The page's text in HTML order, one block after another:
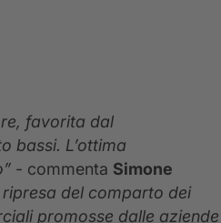
favorita dal
bassi. L’ottima
- commenta Simone
del comparto dei
promosse dalle aziende